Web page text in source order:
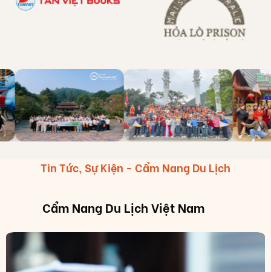
Tin Tức, Sự Kiện - Cẩm Nang Du Lịch
Cẩm Nang Du Lịch Việt Nam